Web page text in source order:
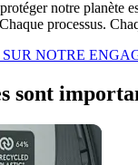
notre planète
processus.
NOTRE
sont